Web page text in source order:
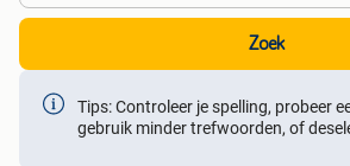
Zoek
Tips: Controleer je spelling, probeer
gebruik minder trefwoorden, of